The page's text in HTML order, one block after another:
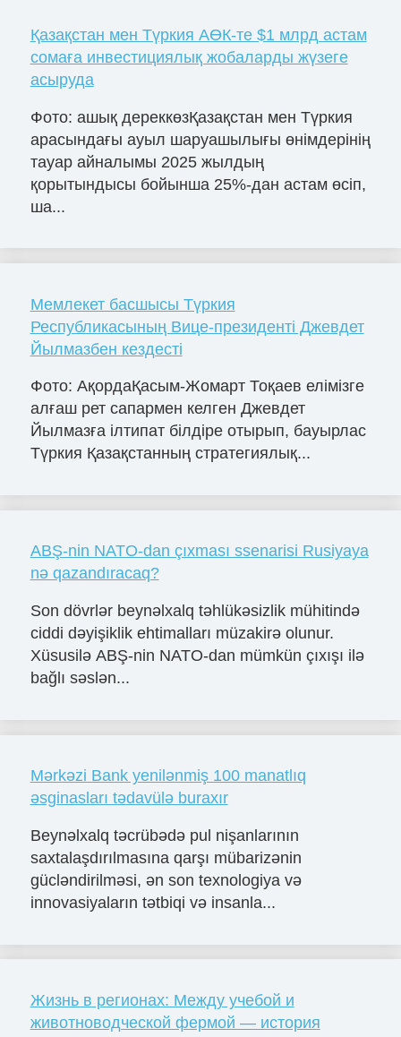
Қазақстан мен Түркия АӨК-те $1 млрд астам
сомаға инвестициялық жобаларды жүзеге
асыруда
Фото: ашық дереккөзҚазақстан мен Түркия
арасындағы ауыл шаруашылығы өнімдерінің
тауар айналымы 2025 жылдың
қорытындысы бойынша 25%-дан астам өсіп,
ша...
Мемлекет басшысы Түркия
Республикасының Вице-президенті Джевдет
Йылмазбен кездесті
Фото: АқордаҚасым-Жомарт Тоқаев елімізге
алғаш рет сапармен келген Джевдет
Йылмазға ілтипат білдіре отырып, бауырлас
Түркия Қазақстанның стратегиялық...
ABŞ-nin NATO-dan çıxması ssenarisi Rusiyaya
nə qazandıracaq?
Son dövrlər beynəlxalq təhlükəsizlik mühitində
ciddi dəyişiklik ehtimalları müzakirə olunur.
Xüsusilə ABŞ-nin NATO-dan mümkün çıxışı ilə
bağlı səslən...
Mərkəzi Bank yenilənmiş 100 manatlıq
əsginasları tədavülə buraxır
Beynəlxalq təcrübədə pul nişanlarının
saxtalaşdırılmasına qarşı mübarizənin
gücləndirilməsi, ən son texnologiya və
innovasiyaların tətbiqi və insanla...
Жизнь в регионах: Между учебой и
животноводческой фермой — история